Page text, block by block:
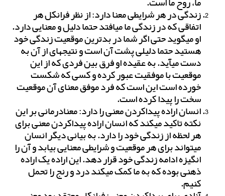
زندگی در هر شرایطی معنا دارد: از نظر فرانکل هر
اتفاقی که در زندگی ما می‎افتد حتما دلیل و معنایی دارد.
او می‎گوید حتی اگر شما در بدترین موقعیت زندگی خود
هستید حتما دلیلی پشت آن است و نتیجه‎ای از آن به
دست می‎آید. به عقیده او فرق بین فردی که از این
موقعیت با موفقیت عبور کرده و کسی که شکست
خورده است این است که فرد موفق معنای آن موقعیت
سخت را پیدا کرده است.
انسان اراده پیداکردن معنی را دارد: معنادرمانی بر این
نکته تاکید می‎کند که انسان اراده پیداکردن معنی برای
هر لحظه از زندگی خود را دارد. به بیانی دیگر انسان
می‎تواند برای هر موقعیت و شرایطی معنایی بیابد و آن را
انگیزه ادامه زندگی خود قرار دهد. این اراده یک اراده
ذهنی بوده که به ما کمک می‎کند درد و رنج را تحمل
کنیم.